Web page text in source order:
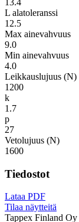
L alatoleranssi
12.5
Max ainevahvuus
9.0
Min ainevahvuus
4.0
Leikkauslujuus (N)
1200
k
1.7
p
27
Vetolujuus (N)
1600
Tiedostot
Lataa PDF
Tilaa näytteitä
Tappex Finland Oy